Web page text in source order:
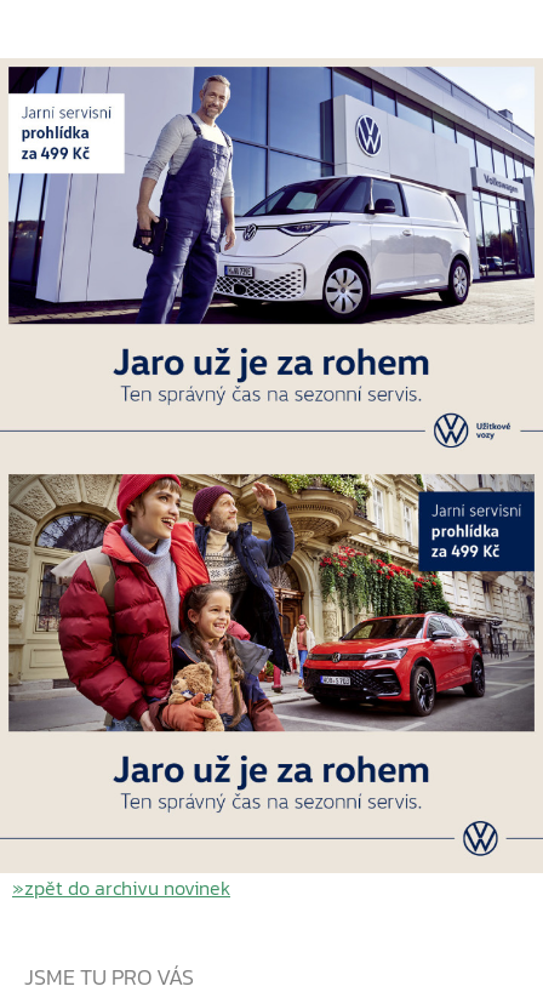
»zpět do archivu novinek
JSME TU PRO VÁS